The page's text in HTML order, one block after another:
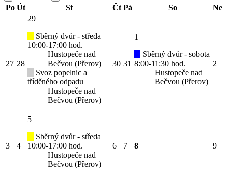
Po Út St Čt Pá So Ne
27 28
29
Sběrný dvůr - středa
10:00-17:00 hod.
Hustopeče nad
Bečvou (Přerov)
Svoz popelnic a
tříděného odpadu
Hustopeče nad
Bečvou (Přerov)
30 31
1
Sběrný dvůr - sobota
8:00-11:30 hod.
Hustopeče nad
Bečvou (Přerov)
2
3 4
5
Sběrný dvůr - středa
10:00-17:00 hod.
Hustopeče nad
Bečvou (Přerov)
6 7 8 9